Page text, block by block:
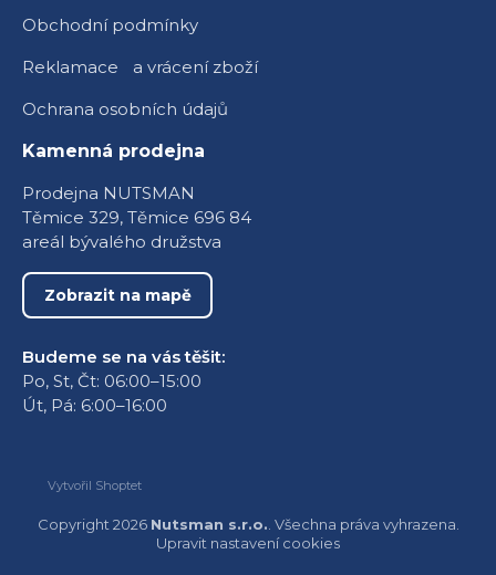
Obchodní podmínky
Reklamace a vrácení zboží
Ochrana osobních údajů
Kamenná prodejna
Prodejna NUTSMAN
Těmice 329, Těmice 696 84
areál bývalého družstva
Zobrazit na mapě
Budeme se na vás těšit:
Po, St, Čt: 06:00–15:00
Út, Pá: 6:00–16:00
Vytvořil Shoptet
Copyright 2026 Nutsman s.r.o. . Všechna práva vyhrazena.
Upravit nastavení cookies